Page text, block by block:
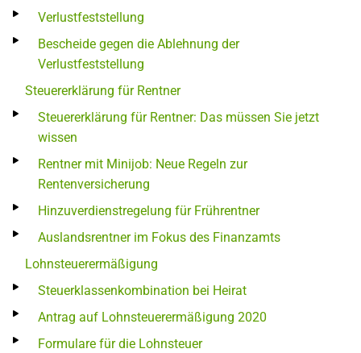
Verlustfeststellung
Bescheide gegen die Ablehnung der
Verlustfeststellung
Steuererklärung für Rentner
Steuererklärung für Rentner: Das müssen Sie jetzt
wissen
Rentner mit Minijob: Neue Regeln zur
Rentenversicherung
Hinzuverdienstregelung für Frührentner
Auslandsrentner im Fokus des Finanzamts
Lohnsteuerermäßigung
Steuerklassenkombination bei Heirat
Antrag auf Lohnsteuerermäßigung 2020
Formulare für die Lohnsteuer